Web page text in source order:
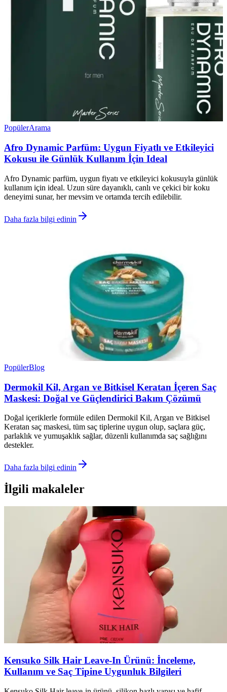
PopülerArama
Afro Dynamic Parfüm: Uygun Fiyatlı ve Etkileyici
Kokusu ile Günlük Kullanım İçin Ideal
Afro Dynamic parfüm, uygun fiyatı ve etkileyici kokusuyla günlük
kullanım için ideal. Uzun süre dayanıklı, canlı ve çekici bir koku
deneyimi sunar, her mevsim ve ortamda tercih edilebilir.
Daha fazla bilgi edinin
PopülerBlog
Dermokil Kil, Argan ve Bitkisel Keratan İçeren Saç
Maskesi: Doğal ve Güçlendirici Bakım Çözümü
Doğal içeriklerle formüle edilen Dermokil Kil, Argan ve Bitkisel
Keratan saç maskesi, tüm saç tiplerine uygun olup, saçlara güç,
parlaklık ve yumuşaklık sağlar, düzenli kullanımda saç sağlığını
destekler.
Daha fazla bilgi edinin
İlgili makaleler
Kensuko Silk Hair Leave-In Ürünü: İnceleme,
Kullanım ve Saç Tipine Uygunluk Bilgileri